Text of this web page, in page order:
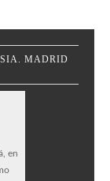
MADRID
en